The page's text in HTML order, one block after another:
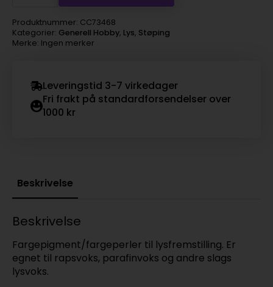
Produktnummer: CC73468
Kategorier: Generell Hobby, Lys, Støping
Merke: Ingen merker
Leveringstid 3-7 virkedager
Fri frakt på standardforsendelser over
1000 kr
Beskrivelse
Beskrivelse
Fargepigment/fargeperler til lysfremstilling. Er
egnet til rapsvoks, parafinvoks og andre slags
lysvoks.